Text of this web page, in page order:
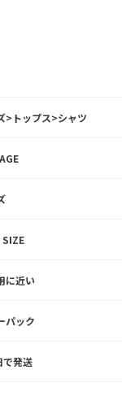
>トップス>シャツ
SIZE
に近い
パック
で発送